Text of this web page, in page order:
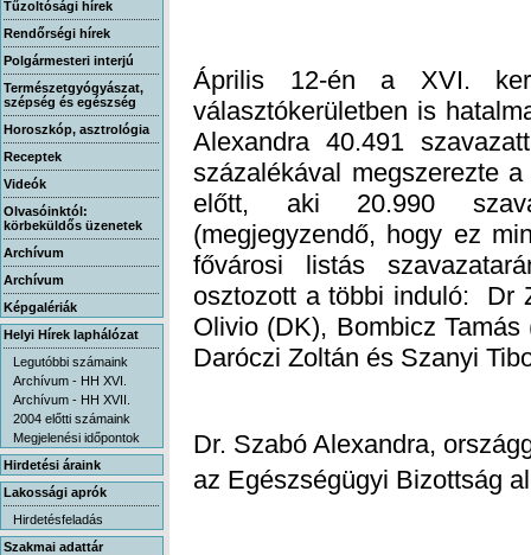
Tűzoltósági hírek
Rendőrségi hírek
Polgármesteri interjú
Természetgyógyászat,
szépség és egészség
Horoszkóp, asztrológia
Receptek
Videók
Olvasóinktól:
körbeküldős üzenetek
Archívum
Archívum
Képgalériák
Helyi Hírek laphálózat
Legutóbbi számaink
Archívum - HH XVI.
Archívum - HH XVII.
2004 előtti számaink
Megjelenési időpontok
Hirdetési áraink
Lakossági aprók
Hirdetésfeladás
Szakmai adattár
Április 12-én a XVI.
választókerületben is
Alexandra 40.491
százalékával megszerezte
előtt, aki 20.990
(megjegyzendő, hogy ez
fővárosi listás
osztozott a többi induló: Dr
Olivio (DK), Bombicz
Daróczi Zoltán és Szanyi
Dr. Szabó Alexandra,
az Egészségügyi Bizottság